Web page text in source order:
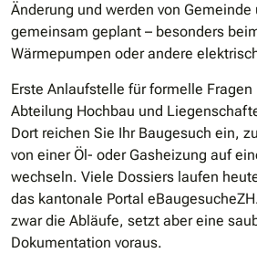
Änderung und werden von
gemeinsam geplant – besonders
Wärmepumpen oder andere
Erste Anlaufstelle für formelle
Abteilung Hochbau und
Dort reichen Sie Ihr Baugesuch ein,
von einer Öl- oder Gasheizung auf
wechseln. Viele Dossiers laufen
das kantonale Portal
zwar die Abläufe, setzt aber eine
Dokumentation voraus.